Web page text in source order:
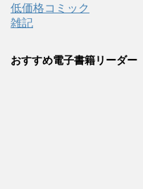
低価格コミック
雑記
おすすめ電子書籍リーダー